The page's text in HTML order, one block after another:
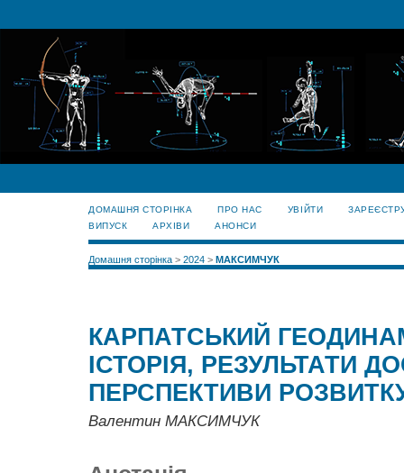
ДОМАШНЯ СТОРІНКА ПРО НАС УВІЙТИ
ВИПУСК
АРХІВИ АНОНСИ
Домашня сторінка > 2024 > МАКСИМЧУК
КАРПАТСЬКИЙ
ІСТОРІЯ, РЕЗУЛЬТАТИ
ПЕРСПЕКТИВИ
Валентин МАКСИМЧУК